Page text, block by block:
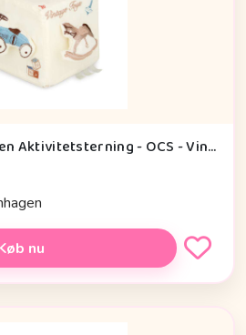
Cam Cam Copenhagen Aktivitetsterning - OCS - Vintage Toys
nu